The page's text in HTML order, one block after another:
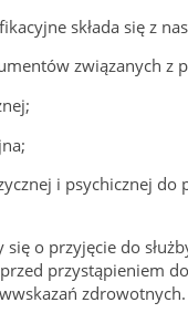
składa się z
związanych
i psychicznej do
się o przyjęcie do
przystąpieniem
zdrowotnych.